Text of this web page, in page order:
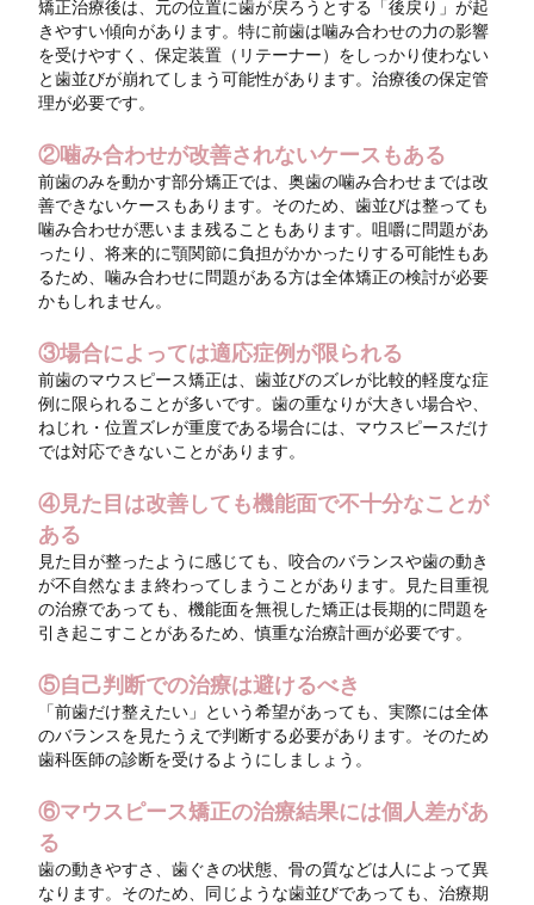
矯正治療後は、元の位置に歯が戻ろうとする「後戻り」が起
きやすい傾向があります。特に前歯は噛み合わせの力の影響
を受けやすく、保定装置（リテーナー）をしっかり使わない
と歯並びが崩れてしまう可能性があります。治療後の保定管
理が必要です。
②噛み合わせが改善されないケースもある
前歯のみを動かす部分矯正では、奥歯の噛み合わせまでは改
善できないケースもあります。そのため、歯並びは整っても
噛み合わせが悪いまま残ることもあります。咀嚼に問題があ
ったり、将来的に顎関節に負担がかかったりする可能性もあ
るため、噛み合わせに問題がある方は全体矯正の検討が必要
かもしれません。
③場合によっては適応症例が限られる
前歯のマウスピース矯正は、歯並びのズレが比較的軽度な症
例に限られることが多いです。歯の重なりが大きい場合や、
ねじれ・位置ズレが重度である場合には、マウスピースだけ
では対応できないことがあります。
④見た目は改善しても機能面で不十分なことが
ある
見た目が整ったように感じても、咬合のバランスや歯の動き
が不自然なまま終わってしまうことがあります。見た目重視
の治療であっても、機能面を無視した矯正は長期的に問題を
引き起こすことがあるため、慎重な治療計画が必要です。
⑤自己判断での治療は避けるべき
「前歯だけ整えたい」という希望があっても、実際には全体
のバランスを見たうえで判断する必要があります。そのため
歯科医師の診断を受けるようにしましょう。
⑥マウスピース矯正の治療結果には個人差があ
る
歯の動きやすさ、歯ぐきの状態、骨の質などは人によって異
なります。そのため、同じような歯並びであっても、治療期